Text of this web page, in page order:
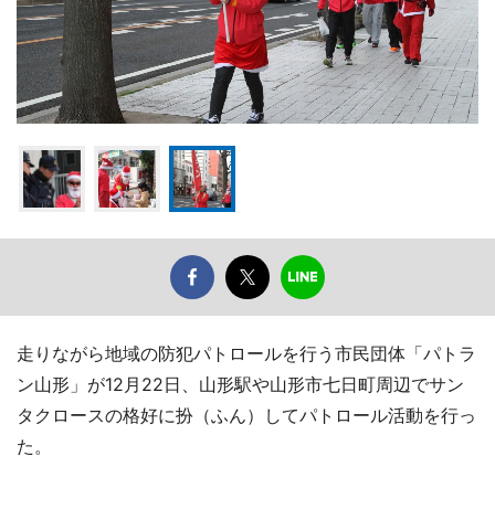
走りながら地域の防犯パトロールを行う市民団体「パトラ
ン山形」が12月22日、山形駅や山形市七日町周辺でサン
タクロースの格好に扮（ふん）してパトロール活動を行っ
た。